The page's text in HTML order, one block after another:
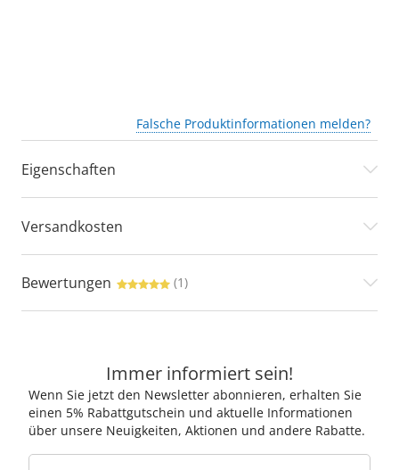
Falsche Produktinformationen melden?
Eigenschaften
Versandkosten
Bewertungen (1)
Immer informiert sein!
Wenn Sie jetzt den Newsletter abonnieren, erhalten Sie
einen 5% Rabattgutschein und aktuelle Informationen
über unsere Neuigkeiten, Aktionen und andere Rabatte.